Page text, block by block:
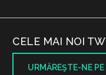
CELE MAI NOI
URMĂREŞTE-NE